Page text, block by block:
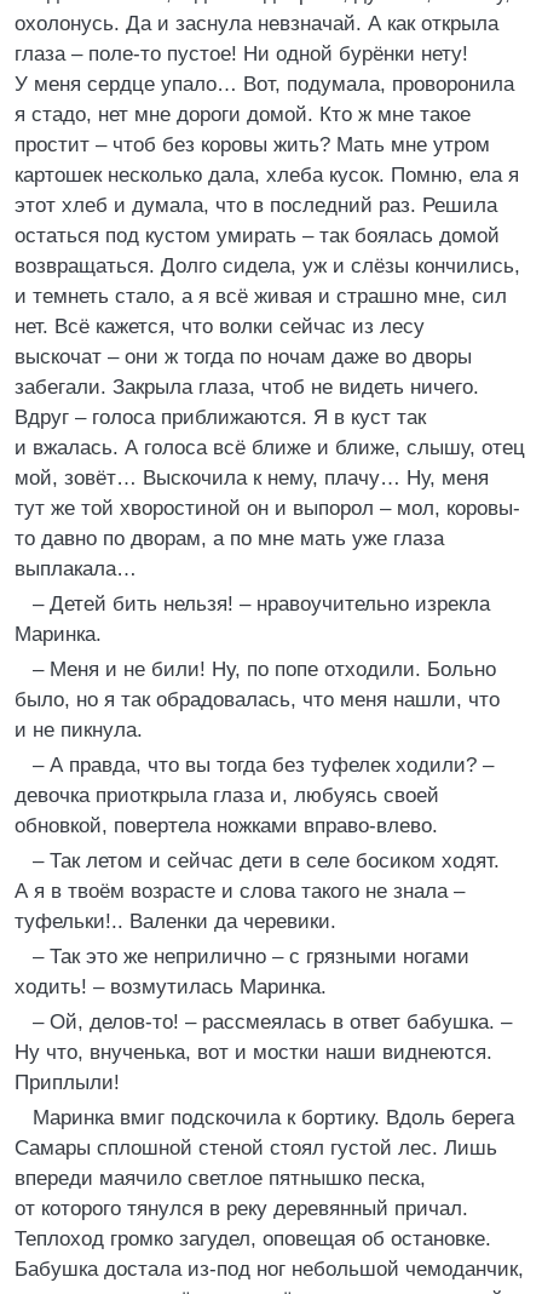
охолонусь. Да и заснула невзначай. А как открыла
глаза – поле-то пустое! Ни одной бурёнки нету!
У меня сердце упало… Вот, подумала, проворонила
я стадо, нет мне дороги домой. Кто ж мне такое
простит – чтоб без коровы жить? Мать мне утром
картошек несколько дала, хлеба кусок. Помню, ела я
этот хлеб и думала, что в последний раз. Решила
остаться под кустом умирать – так боялась домой
возвращаться. Долго сидела, уж и слёзы кончились,
и темнеть стало, а я всё живая и страшно мне, сил
нет. Всё кажется, что волки сейчас из лесу
выскочат – они ж тогда по ночам даже во дворы
забегали. Закрыла глаза, чтоб не видеть ничего.
Вдруг – голоса приближаются. Я в куст так
и вжалась. А голоса всё ближе и ближе, слышу, отец
мой, зовёт… Выскочила к нему, плачу… Ну, меня
тут же той хворостиной он и выпорол – мол, коровы-
то давно по дворам, а по мне мать уже глаза
выплакала…
– Детей бить нельзя! – нравоучительно изрекла
Маринка.
– Меня и не били! Ну, по попе отходили. Больно
было, но я так обрадовалась, что меня нашли, что
и не пикнула.
– А правда, что вы тогда без туфелек ходили? –
девочка приоткрыла глаза и, любуясь своей
обновкой, повертела ножками вправо-влево.
– Так летом и сейчас дети в селе босиком ходят.
А я в твоём возрасте и слова такого не знала –
туфельки!.. Валенки да черевики.
– Так это же неприлично – с грязными ногами
ходить! – возмутилась Маринка.
– Ой, делов-то! – рассмеялась в ответ бабушка. –
Ну что, внученька, вот и мостки наши виднеются.
Приплыли!
Маринка вмиг подскочила к бортику. Вдоль берега
Самары сплошной стеной стоял густой лес. Лишь
впереди маячило светлое пятнышко песка,
от которого тянулся в реку деревянный причал.
Теплоход громко загудел, оповещая об остановке.
Бабушка достала из-под ног небольшой чемоданчик,